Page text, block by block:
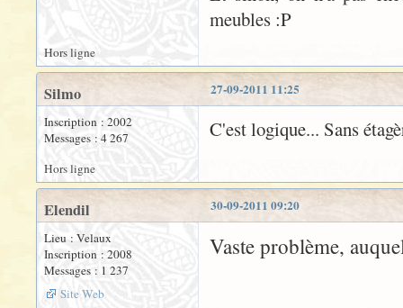
meubles :P
Hors ligne
27-09-2011 11:25
Silmo
Inscription : 2002
Messages : 4 267
C'est logique... Sans
Hors ligne
30-09-2011 09:20
Elendil
Lieu : Velaux
Inscription : 2008
Messages : 1 237
Site Web
Vaste problème,